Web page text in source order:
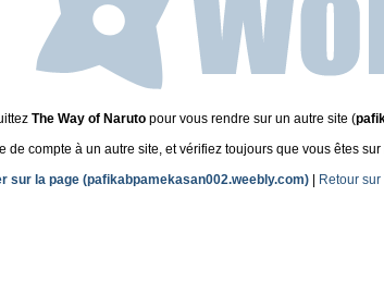
The Way of Narutopour vous rendre sur un autre site (
de compte à un autre site, et vérifiez toujours que vous êtes
sur la page (pafikabpamekasan002.weebly.com)
Retour